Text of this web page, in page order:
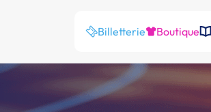
Billetterie Boutique